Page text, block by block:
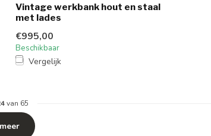
Vintage werkbank hout en staal
met lades
€995,00
Beschikbaar
Vergelijk
van 65